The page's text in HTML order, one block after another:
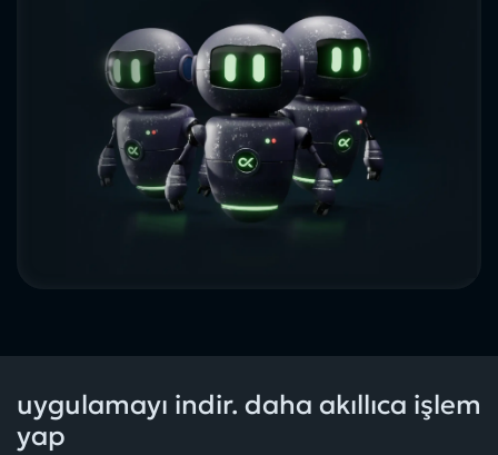
uygulamayı indir. daha akıllıca işlem
yap